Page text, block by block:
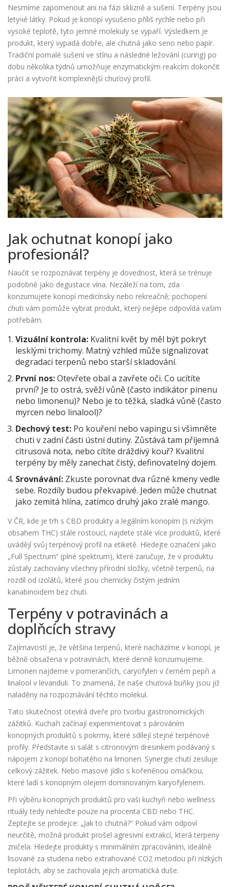
Nesmíme zapomenout ani na fázi sklizně a sušení. Terpény jsou
letучé látky. Pokud je konopí vysušeno příliš rychle nebo při
vysoké teplotě, tyto jemné molekuly se vypaří. Výsledkem je
produkt, který vypadá dobře, ale chutná jako seno nebo papír.
Tradiční pomalé sušení ve stínu a následné ležování (curing) po
dobu několika týdnů umožňuje enzymatickým reakcím dokončit
práci a vytvořit komplexnější chuťový profil.
Jak ochutnat konopí jako
profesionál?
Naučit se rozpoznávat terpény je dovednost, která se trénuje
podobně jako degustace vína. Nezáleží na tom, zda
konzumujete konopí medicínsky nebo rekreačně; pochopení
chuti vám pomůže vybrat produkt, který nejlépe odpovídá vašim
potřebám.
Vizuální kontrola: Kvalitní květ by měl být pokryt
lesklými trichomy. Matný vzhled může signalizovat
degradaci terpenů nebo starší skladování.
První nos:Otevřete obal a zavřete oči. Co ucítíte
první? Je to ostrá, svěží vůně (často indikátor pinenu
nebo limonenu)? Nebo je to těžká, sladká vůně (často
myrcen nebo linalool)?
Dechový test: Po kouření nebo vapingu si všimněte
chuti v zadní části ústní dutiny. Zůstává tam příjemná
citrusová nota, nebo cítíte dráždivý kouř? Kvalitní
terpény by měly zanechat čistý, definovatelný dojem.
Srovnávání: Zkuste porovnat dva různé kmeny vedle
sebe. Rozdíly budou překvapivé. Jeden může chutnat
jako zemitá hlína, zatímco druhý jako zralé mango.
V ČR, kde je trh s CBD produkty a legálním konopím (s nízkým
obsahem THC) stále rostoucí, najdete stále více produktů, které
uvádějí svůj terpénový profil na etiketě. Hledejte označení jako
„Full Spectrum“ (plné spektrum), které zaručuje, že v produktu
zůstaly zachovány všechny přírodní složky, včetně terpenů, na
rozdíl od izolátů, které jsou chemicky čistým jedním
kanabinoidem bez chuti.
Terpény v potravinách a
doplňcích stravy
Zajímavostí je, že většina terpenů, které nacházíme v konopí, je
běžně obsažena v potravinách, které denně konzumujeme.
Limonen najdeme v pomerančích, caryofylen v černém pepři a
linalool v levanduli. To znamená, že naše chuťová buňky jsou již
naladěny na rozpoznávání těchto molekul.
Tato skutečnost otevírá dveře pro tvorbu gastronomických
zážitků. Kuchaři začínají experimentovat s párováním
konopných produktů s pokrmy, které sdílejí stejné terpénové
profily. Představte si salát s citronovým dresinkem podávaný s
nápojem z konopí bohatého na limonen. Synergie chutí zesiluje
celkový zážitek. Nebo masové jídlo s kořeněnou omáčkou,
které ladí s konopným olejem dominovaným karyofylenem.
Při výběru konopných produktů pro vaši kuchyň nebo wellness
rituály tedy nehleďte pouze na procenta CBD nebo THC.
Zeptejte se prodejce: „Jak to chutná?“ Pokud vám odpoví
neurčitě, možná produkt prošel agresivní extrakcí, která terpeny
zničela. Hledejte produkty s minimálním zpracováním, ideálně
lisované za studena nebo extrahované CO2 metodou při nízkých
teplotách, aby se zachovala jejich aromatická duše.